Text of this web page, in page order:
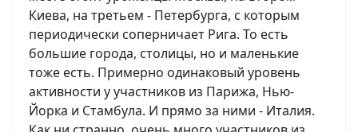
Киева, на третьем - Петербурга, с которым
периодически соперничает Рига. То есть
большие города, столицы, но и маленькие
тоже есть. Примерно одинаковый уровень
активности у участников из Парижа, Нью-
Йорка и Стамбула. И прямо за ними - Италия.